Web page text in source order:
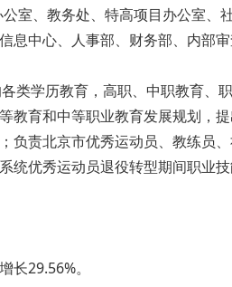
、教务处、特高项目办公室、
中心、人事部、财务部、内
学历教育，高职、中职教育
育和中等职业教育发展规划，
责北京市优秀运动员、教练员
优秀运动员退役转型期间职业技能
29.56%。